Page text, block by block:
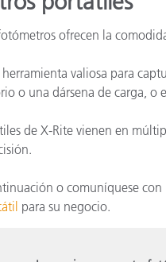
ofrecen la
valiosa para
o una dársena de carga,
de X-Rite vienen en
o comuníquese
para su negocio.